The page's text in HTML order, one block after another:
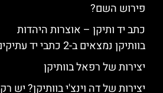
פירוש השם?
כתב יד ותיקן – אוצרות היהדות
בוותיקן נמצאים ב-2 כתבי יד עתיקים
יצירות של רפאל בוותיקן
יצירות של דה וינצ'י בוותיקן? יש רק